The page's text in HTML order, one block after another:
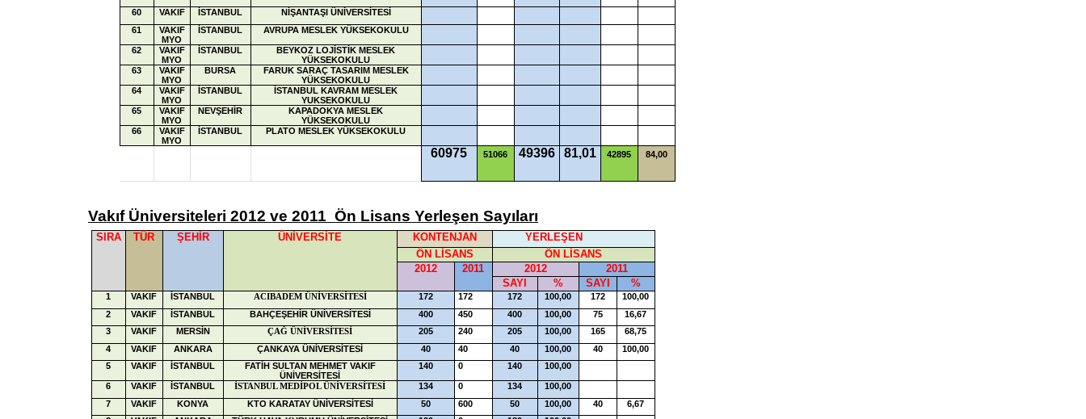
60
VAKIF İSTANBUL
NİŞANTAŞI ÜNİVERSİTESİ
61
VAKIF
MYO
İSTANBUL AVRUPA MESLEK YÜKSEKOKULU
62
VAKIF
MYO
İSTANBUL
BEYKOZ LOJİSTİK MESLEK
YÜKSEKOKULU
63
VAKIF
MYO
BURSA
FARUK SARAÇ TASARIM MESLEK
YÜKSEKOKULU
64
VAKIF
MYO
İSTANBUL
İSTANBUL KAVRAM MESLEK
YUKSEKOKULU
65
VAKIF
MYO
NEVŞEHİR
KAPADOKYA MESLEK
YÜKSEKOKULU
66
VAKIF
MYO
İSTANBUL PLATO MESLEK YÜKSEKOKULU
60975 51066 49396 81,01 42895 84,00
Vakıf Üniversiteleri 2012 ve 2011 Ön Lisans Yerleşen Sayıları
SIRA TÜR ŞEHİR ÜNİVERSİTE KONTENJAN
YERLEŞEN
ÖN LİSANS
ÖN LİSANS
2012
2011 2012
2011
SAYI
% SAYI %
1 VAKIF İSTANBUL ACIBADEM ÜNİVERSİTESİ 172 172 172 100,00 172
100,00
2
VAKIF İSTANBUL BAHÇEŞEHİR ÜNİVERSİTESİ 400 450 400 100,00 75
16,67
3
VAKIF MERSİN ÇAĞ ÜNİVERSİTESİ 205 240 205 100,00 165
68,75
4
VAKIF ANKARA ÇANKAYA ÜNİVERSİTESİ 40 40 40 100,00 40
100,00
5
VAKIF İSTANBUL
FATİH SULTAN MEHMET VAKIF
ÜNİVERSİTESİ
140 0 140 100,00
6 VAKIF İSTANBUL İSTANBUL MEDİPOL ÜNİVERSİTESİ 134 0 134
100,00
7
VAKIF KONYA KTO KARATAY ÜNİVERSİTESİ 50 600 50 100,00 40
6,67